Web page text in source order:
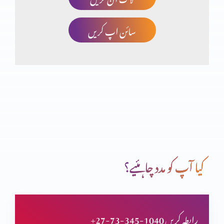
چھوٹا کون اور بڑا کون؟
خداوند شفقت میں غنی
سائن اپ کریں
کیا آپ کو مدد چاہئیے؟
+27-73-345-1040 رابطہ کریں